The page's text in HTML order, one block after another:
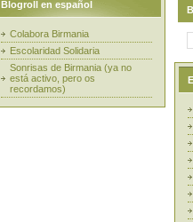
Blogroll en español
Colabora Birmania
Escolaridad Solidaria
Sonrisas de Birmania (ya no
está activo, pero os
recordamos)